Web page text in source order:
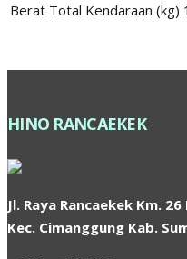
Berat Total Kendaraan (kg)
HINO RANCAEKEK
Jl. Raya Rancaekek Km.
Kec. Cimanggung Kab.